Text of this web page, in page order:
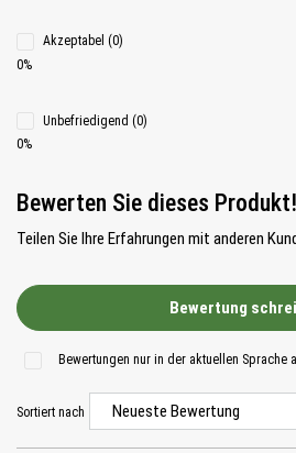
Akzeptabel (0)
0%
Unbefriedigend (0)
0%
Bewerten Sie dieses Produkt!
Teilen Sie Ihre Erfahrungen mit anderen
Bewertung
Bewertungen nur in der aktuellen Sprache
Sortiert nach